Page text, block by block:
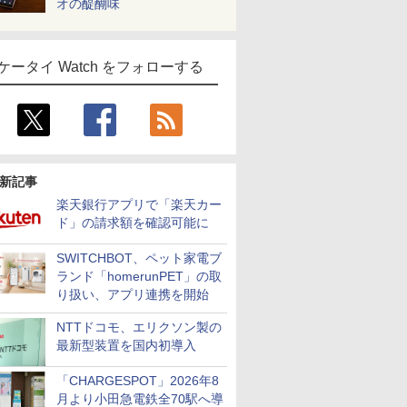
オの醍醐味
ータイ Watch をフォローする
記事
楽天銀行アプリで「楽天カー
ド」の請求額を確認可能に
SWITCHBOT、ペット家電ブ
ランド「homerunPET」の取
り扱い、アプリ連携を開始
NTTドコモ、エリクソン製の
最新型装置を国内初導入
「CHARGESPOT」2026年8
月より小田急電鉄全70駅へ導